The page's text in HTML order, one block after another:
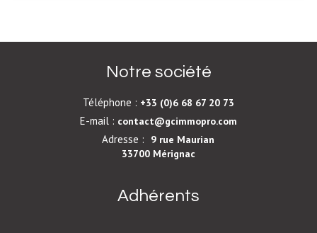
Notre société
Téléphone : +33 (0)6 68 67 20 73
E-mail : contact@gcimmopro.com
Adresse :
9 rue Maurian
33700 Mérignac
Adhérents